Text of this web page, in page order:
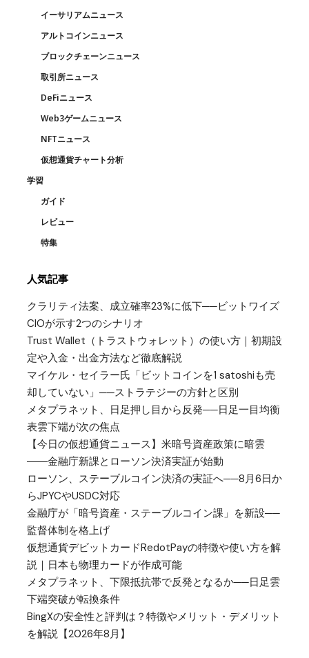
イーサリアムニュース
アルトコインニュース
ブロックチェーンニュース
取引所ニュース
DeFiニュース
Web3ゲームニュース
NFTニュース
仮想通貨チャート分析
学習
ガイド
レビュー
特集
人気記事
クラリティ法案、成立確率23%に低下──ビットワイズ
CIOが示す2つのシナリオ
Trust Wallet（トラストウォレット）の使い方｜初期設
定や入金・出金方法など徹底解説
マイケル・セイラー氏「ビットコインを1 satoshiも売
却していない」──ストラテジーの方針と区別
メタプラネット、日足押し目から反発──日足一目均衡
表雲下端が次の焦点
【今日の仮想通貨ニュース】米暗号資産政策に暗雲
――金融庁新課とローソン決済実証が始動
ローソン、ステーブルコイン決済の実証へ──8月6日か
らJPYCやUSDC対応
金融庁が「暗号資産・ステーブルコイン課」を新設──
監督体制を格上げ
仮想通貨デビットカードRedotPayの特徴や使い方を解
説｜日本も物理カードが作成可能
メタプラネット、下限抵抗帯で反発となるか──日足雲
下端突破が転換条件
BingXの安全性と評判は？特徴やメリット・デメリット
を解説【2026年8月】